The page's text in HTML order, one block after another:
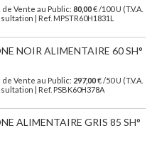
de Vente au Public: 80,00€ /100 U (T.V.A.
| Ref. MPSTR60H1831L
NOIR ALIMENTAIRE 60 SH°
de Vente au Public: 297,00€ /50 U (T.V.A.
| Ref. PSBK60H378A
ALIMENTAIRE GRIS 85 SH°